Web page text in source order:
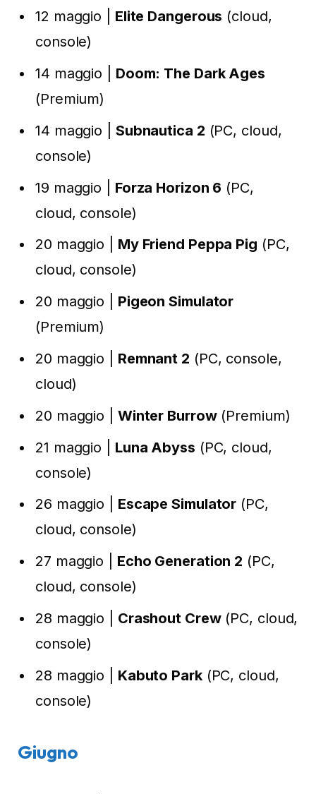
12 maggio | Elite Dangerous (cloud,
console)
14 maggio | Doom: The Dark Ages
(Premium)
14 maggio | Subnautica 2 (PC, cloud,
console)
19 maggio | Forza Horizon 6 (PC,
cloud, console)
20 maggio | My Friend Peppa Pig (PC,
cloud, console)
20 maggio | Pigeon Simulator
(Premium)
20 maggio | Remnant 2 (PC, console,
cloud)
20 maggio | Winter Burrow(Premium)
21 maggio | Luna Abyss (PC, cloud,
console)
26 maggio | Escape Simulator (PC,
cloud, console)
27 maggio | Echo Generation 2 (PC,
cloud, console)
28 maggio | Crashout Crew(PC, cloud,
console)
28 maggio | Kabuto Park(PC, cloud,
console)
Giugno